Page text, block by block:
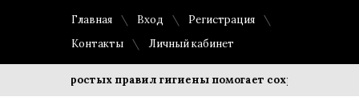
Главная Вход
Регистрация
Контакты
Личный кабинет
простых правил гигиены помогает сохранить